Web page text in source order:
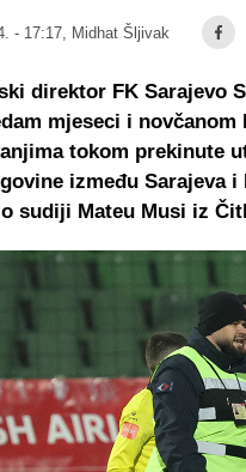
- 17:17, Midhat Šljivak
direktor FK Sarajevo
mjeseci i novčanom
tokom prekinute
između Sarajeva
sudiji Mateu Musi iz